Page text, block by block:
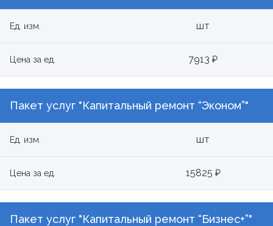
Ед. изм. шт
Цена за ед. 7913 ₽
Пакет услуг "Капитальный ремонт “Эконом”"
Ед. изм. шт
Цена за ед. 15825 ₽
Пакет услуг "Капитальный ремонт “Бизнес+”"